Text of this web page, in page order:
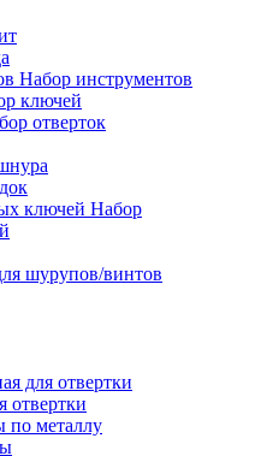
Набор инструментов
ключей
отверток
Набор
шурупов/винтов
для отвертки
отвертки
по металлу